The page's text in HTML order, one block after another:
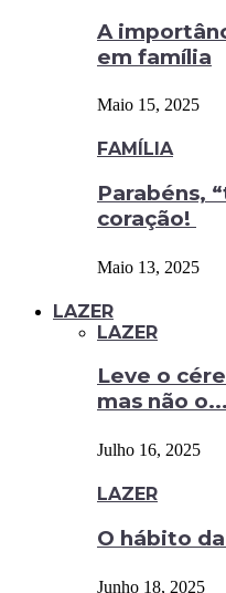
A
em família
Maio 15, 2025
FAMÍLIA
Parabéns,
coração!
Maio 13, 2025
LAZER
LAZER
Leve o
mas não o...
Julho 16, 2025
LAZER
O hábito
Junho 18, 2025